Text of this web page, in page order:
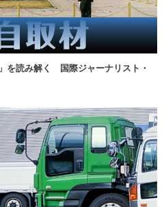
を読み解く 国際ジャーナリスト・